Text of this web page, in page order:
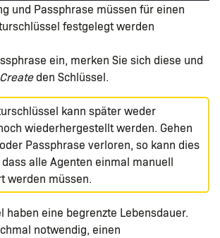
und Passphrase müssen für einen
festgelegt werden
ein, merken Sie sich diese und
Createden Schlüssel.
kann später weder
wiederhergestellt werden. Gehen
Passphrase verloren, so kann dies
alle Agenten einmal manuell
werden müssen.
haben eine begrenzte Lebensdauer.
notwendig, einen